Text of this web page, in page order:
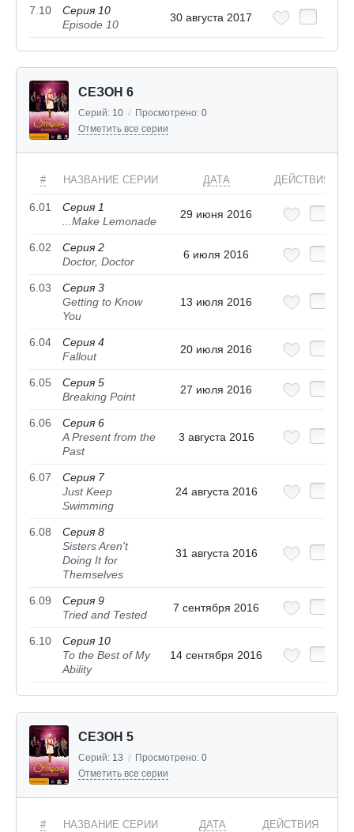
7.10
Серия 10
Episode 10
30 августа 2017
СЕЗОН 6
Серий: 10 / Просмотрено: 0
Отметить все серии
# НАЗВАНИЕ СЕРИИ ДАТА ДЕЙСТВИЯ
6.01
Серия 1
...Make Lemonade
29 июня 2016
6.02
Серия 2
Doctor, Doctor
6 июля 2016
6.03
Серия 3
Getting to Know
You
13 июля 2016
6.04
Серия 4
Fallout
20 июля 2016
6.05
Серия 5
Breaking Point
27 июля 2016
6.06
Серия 6
A Present from the
Past
3 августа 2016
6.07
Серия 7
Just Keep
Swimming
24 августа 2016
6.08
Серия 8
Sisters Aren't
Doing It for
Themselves
31 августа 2016
6.09
Серия 9
Tried and Tested
7 сентября 2016
6.10
Серия 10
To the Best of My
Ability
14 сентября 2016
СЕЗОН 5
Серий: 13 / Просмотрено: 0
Отметить все серии
# НАЗВАНИЕ СЕРИИ ДАТА ДЕЙСТВИЯ